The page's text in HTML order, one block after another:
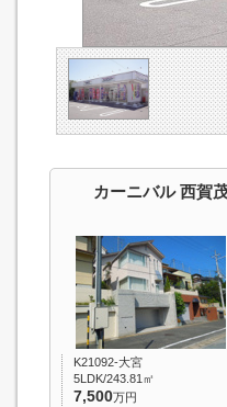
カーニバル 西賀
K21092-大宮
5LDK/243.81㎡
7,500万円